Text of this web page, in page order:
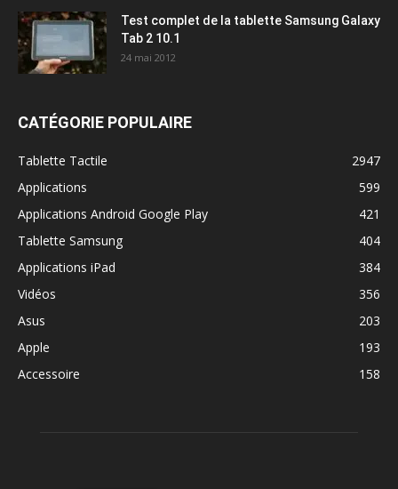
Test complet de la tablette Samsung Galaxy
Tab 2 10.1
24 mai 2012
CATÉGORIE POPULAIRE
Tablette Tactile
2947
Applications
599
Applications Android Google Play
421
Tablette Samsung
404
Applications iPad
384
Vidéos
356
Asus
203
Apple
193
Accessoire
158